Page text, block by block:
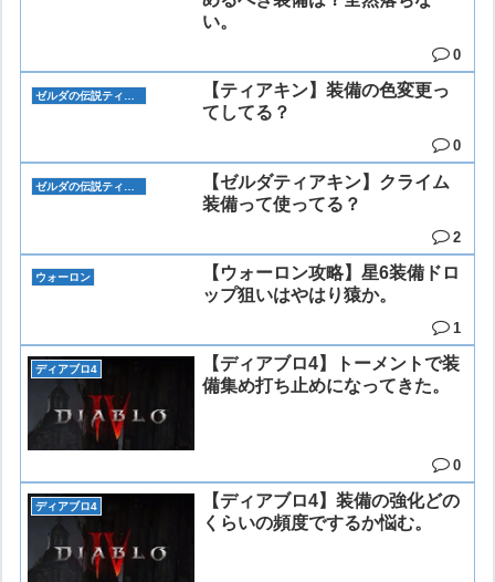
い。
0
【ティアキン】装備の色変更っ
てしてる？
0
【ゼルダティアキン】クライム
装備って使ってる？
2
ウォーロン
【ウォーロン攻略】星6装備ドロ
ップ狙いはやはり猿か。
1
ディアブロ4
【ディアブロ4】トーメントで装
備集め打ち止めになってきた。
0
ディアブロ4
【ディアブロ4】装備の強化どの
くらいの頻度でするか悩む。